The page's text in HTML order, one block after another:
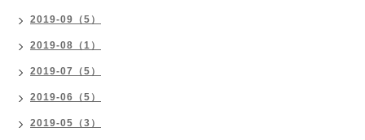
2019-09（5）
2019-08（1）
2019-07（5）
2019-06（5）
2019-05（3）